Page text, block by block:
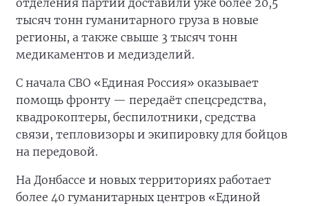
тысяч тонн гуманитарного груза в новые
регионы, а также свыше 3 тысяч тонн
медикаментов и медизделий.
С начала СВО «Единая Россия» оказывает
помощь фронту — передаёт спецсредства,
квадрокоптеры, беспилотники, средства
связи, тепловизоры и экипировку для бойцов
на передовой.
На Донбассе и новых территориях работает
более 40 гуманитарных центров «Единой